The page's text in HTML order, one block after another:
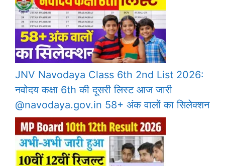
JNV Navodaya Class 6th 2nd List 2026:
नवोदय कक्षा 6th की दूसरी लिस्ट आज जारी
@navodaya.gov.in 58+ अंक वालों का सिलेक्शन